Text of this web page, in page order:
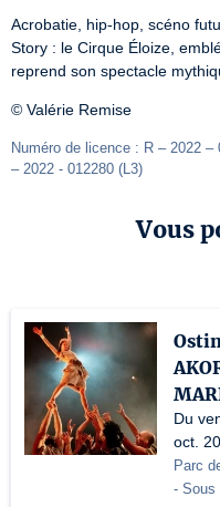
Acrobatie, hip-hop, scéno
Story : le Cirque Éloize,
reprend son spectacle
© Valérie Remise
Numéro de licence : R – 2022
– 2022 - 012280 (L3)
Vous
Du
oct.
Parc
- Sous